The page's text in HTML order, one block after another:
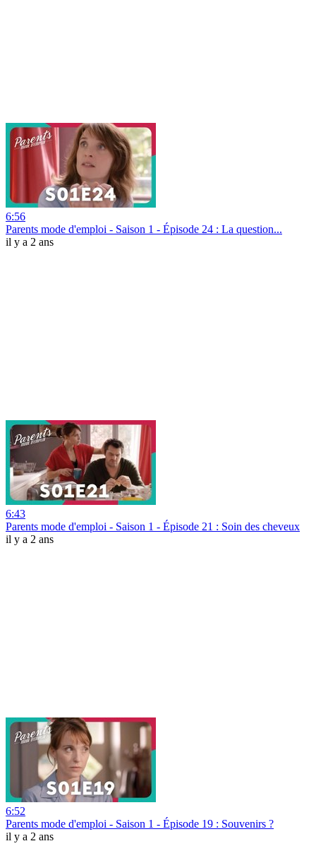
6:56
Parents mode d'emploi - Saison 1 - Épisode 24 : La question...
il y a 2 ans
6:43
Parents mode d'emploi - Saison 1 - Épisode 21 : Soin des cheveux
il y a 2 ans
6:52
Parents mode d'emploi - Saison 1 - Épisode 19 : Souvenirs ?
il y a 2 ans